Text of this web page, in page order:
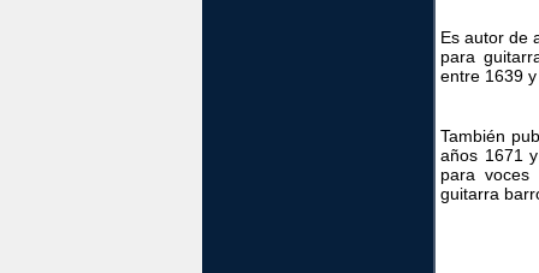
Es autor de
para
entre 1639
También
años 1671
para
guitarra